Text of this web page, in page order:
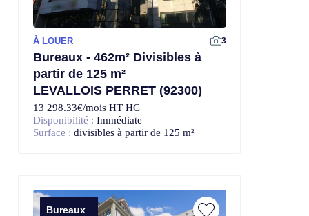
À LOUER 3
Bureaux - 462m² Divisibles à
partir de 125 m²
LEVALLOIS PERRET (92300)
13 298.33€/mois HT HC
Disponibilité : Immédiate
Surface : divisibles à partir de 125 m²
Bureaux